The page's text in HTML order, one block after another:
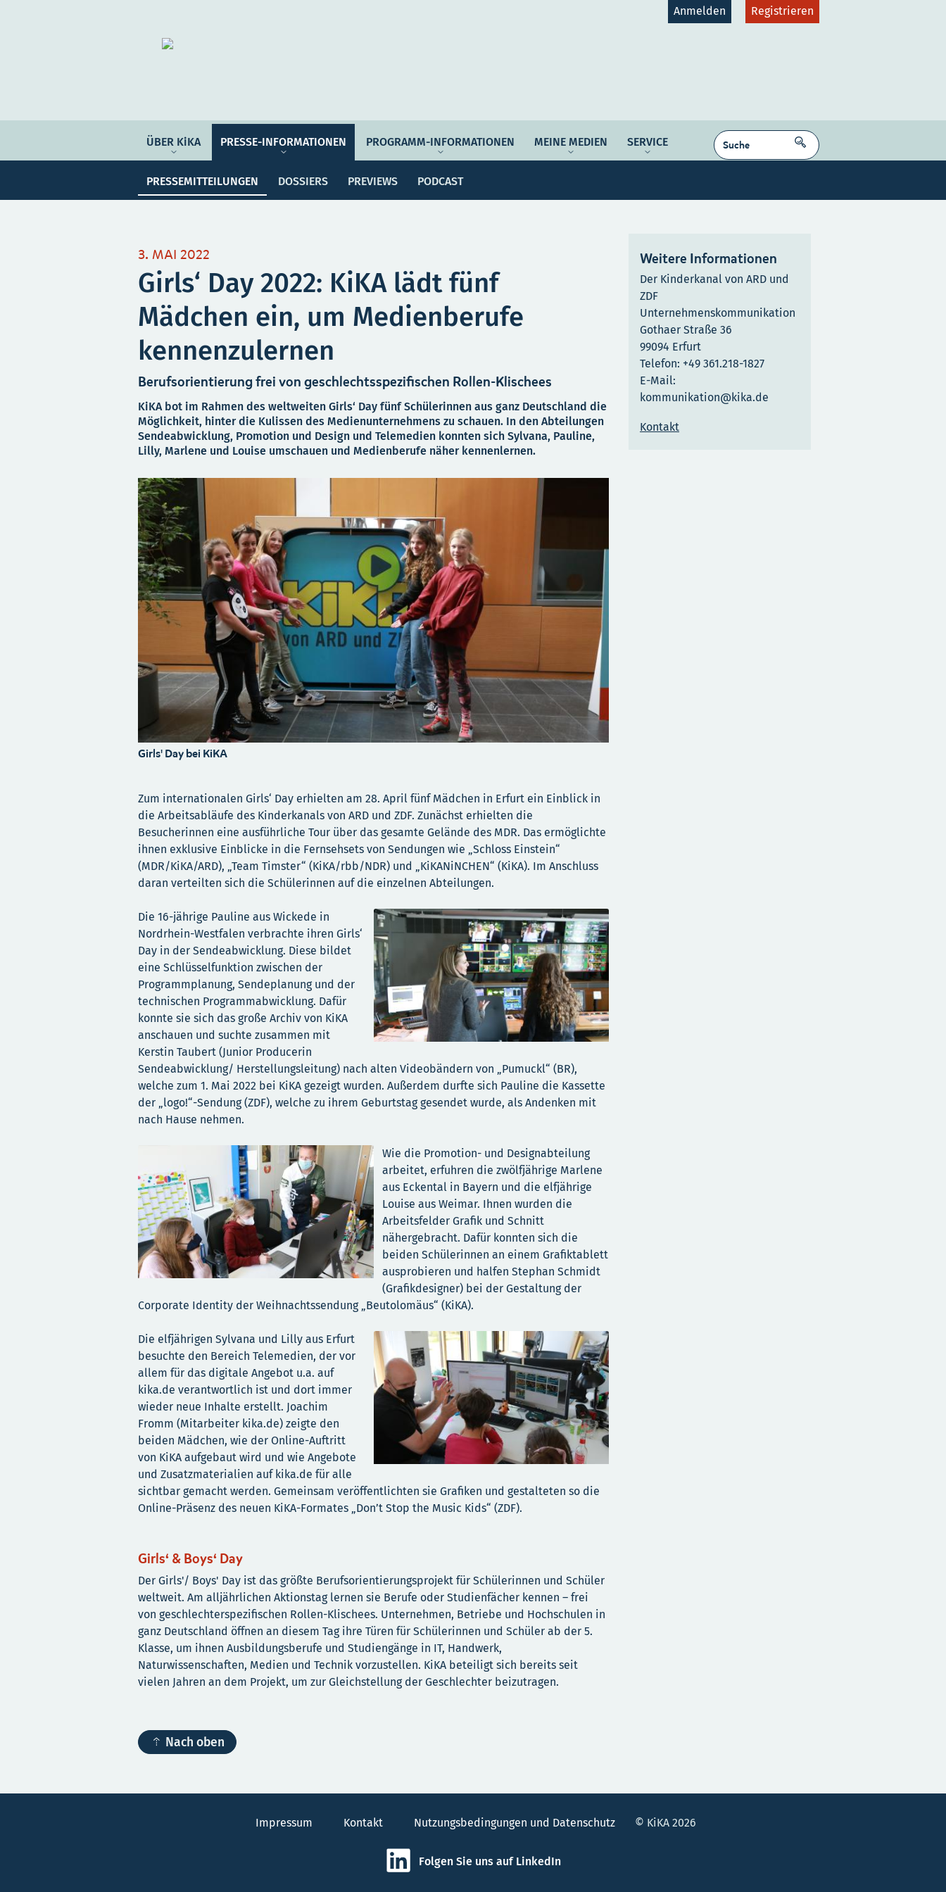
Anmelden Registrieren
ÜBER KiKA PRESSE-INFORMATIONEN
PRESSEMITTEILUNGEN DOSSIERS PREVIEWS PODCAST
PROGRAMM-INFORMATIONEN MEINE MEDIEN SERVICE SUCHEN
Organisation Auftrag & Philosophie Verantwortung Zielgruppen Plattformen
PRESSE-INFORMATIONEN
Pressemitteilungen Dossiers Previews Podcast
PROGRAMM-INFORMATIONEN
Programmwoche Änderungsmeldungen
3. MAI 2022
Girls‘ Day 2022: KiKA lädt fünf
Mädchen ein, um Medienberufe
kennenzulernen
Berufsorientierung frei von geschlechtsspezifischen Rollen-Klischees
KiKA bot im Rahmen des weltweiten Girls‘ Day fünf Schülerinnen aus ganz Deutschland die
Möglichkeit, hinter die Kulissen des Medienunternehmens zu schauen. In den Abteilungen
Sendeabwicklung, Promotion und Design und Telemedien konnten sich Sylvana, Pauline,
Lilly, Marlene und Louise umschauen und Medienberufe näher kennenlernen.
Girls' Day bei KiKA
Zum internationalen Girls‘ Day erhielten am 28. April fünf Mädchen in Erfurt ein Einblick in
die Arbeitsabläufe des Kinderkanals von ARD und ZDF. Zunächst erhielten die
Besucherinnen eine ausführliche Tour über das gesamte Gelände des MDR. Das ermöglichte
ihnen exklusive Einblicke in die Fernsehsets von Sendungen wie „Schloss Einstein“
(MDR/KiKA/ARD), „Team Timster“ (KiKA/rbb/NDR) und „KiKANiNCHEN“ (KiKA). Im Anschluss
daran verteilten sich die Schülerinnen auf die einzelnen Abteilungen.
Die 16-jährige Pauline aus Wickede in
Nordrhein-Westfalen verbrachte ihren Girls‘
Day in der Sendeabwicklung. Diese bildet
eine Schlüsselfunktion zwischen der
Programmplanung, Sendeplanung und der
technischen Programmabwicklung. Dafür
konnte sie sich das große Archiv von KiKA
anschauen und suchte zusammen mit
Kerstin Taubert (Junior Producerin
Sendeabwicklung/ Herstellungsleitung) nach alten Videobändern von „Pumuckl“ (BR),
welche zum 1. Mai 2022 bei KiKA gezeigt wurden. Außerdem durfte sich Pauline die Kassette
der „logo!“-Sendung (ZDF), welche zu ihrem Geburtstag gesendet wurde, als Andenken mit
nach Hause nehmen.
Wie die Promotion- und Designabteilung
arbeitet, erfuhren die zwölfjährige Marlene
aus Eckental in Bayern und die elfjährige
Louise aus Weimar. Ihnen wurden die
Arbeitsfelder Grafik und Schnitt
nähergebracht. Dafür konnten sich die
beiden Schülerinnen an einem Grafiktablett
ausprobieren und halfen Stephan Schmidt
(Grafikdesigner) bei der Gestaltung der
Corporate Identity der Weihnachtssendung „Beutolomäus“ (KiKA).
Die elfjährigen Sylvana und Lilly aus Erfurt
besuchte den Bereich Telemedien, der vor
allem für das digitale Angebot u.a. auf
kika.de verantwortlich ist und dort immer
wieder neue Inhalte erstellt. Joachim
Fromm (Mitarbeiter kika.de) zeigte den
beiden Mädchen, wie der Online-Auftritt
von KiKA aufgebaut wird und wie Angebote
und Zusatzmaterialien auf kika.de für alle
sichtbar gemacht werden. Gemeinsam veröffentlichten sie Grafiken und gestalteten so die
Online-Präsenz des neuen KiKA-Formates „Don’t Stop the Music Kids“ (ZDF).
Girls‘ & Boys‘ Day
Der Girls'/ Boys' Day ist das größte Berufsorientierungsprojekt für Schülerinnen und Schüler
weltweit. Am alljährlichen Aktionstag lernen sie Berufe oder Studienfächer kennen – frei
von geschlechterspezifischen Rollen-Klischees. Unternehmen, Betriebe und Hochschulen in
ganz Deutschland öffnen an diesem Tag ihre Türen für Schülerinnen und Schüler ab der 5.
Klasse, um ihnen Ausbildungsberufe und Studiengänge in IT, Handwerk,
Naturwissenschaften, Medien und Technik vorzustellen. KiKA beteiligt sich bereits seit
vielen Jahren an dem Projekt, um zur Gleichstellung der Geschlechter beizutragen.
 Nach oben
Weitere Informationen
Der Kinderkanal von ARD und
ZDF
Unternehmenskommunikation
Gothaer Straße 36
99094 Erfurt
Telefon: +49 361.218-1827
E-Mail:
kommunikation@kika.de
Kontakt
Impressum Kontakt Nutzungsbedingungen und Datenschutz © KiKA 2026
Folgen Sie uns auf LinkedIn